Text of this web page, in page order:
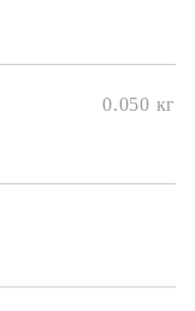
проект.
0.050 кг